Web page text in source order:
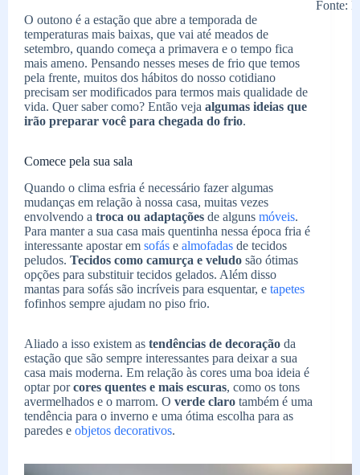
Fonte:
O outono é a estação que abre a temporada de
temperaturas mais baixas, que vai até meados de
setembro, quando começa a primavera e o tempo fica
mais ameno. Pensando nesses meses de frio que temos
pela frente, muitos dos hábitos do nosso cotidiano
precisam ser modificados para termos mais qualidade de
vida. Quer saber como? Então veja algumas ideias que
irão preparar você para chegada do frio.
Comece pela sua sala
Quando o clima esfria é necessário fazer algumas
mudanças em relação à nossa casa, muitas vezes
envolvendo a troca ou adaptações de alguns móveis.
Para manter a sua casa mais quentinha nessa época fria é
interessante apostar em sofás e almofadas de tecidos
peludos. Tecidos como camurça e veludo são ótimas
opções para substituir tecidos gelados. Além disso
mantas para sofás são incríveis para esquentar, e tapetes
fofinhos sempre ajudam no piso frio.
Aliado a isso existem as tendências de decoração da
estação que são sempre interessantes para deixar a sua
casa mais moderna. Em relação às cores uma boa ideia é
optar porcores quentes e mais escuras, como os tons
avermelhados e o marrom. O verde claro também é uma
tendência para o inverno e uma ótima escolha para as
paredes e objetos decorativos.